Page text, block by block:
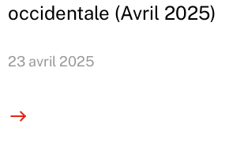
occidentale (Avril 2025)
23 avril 2025